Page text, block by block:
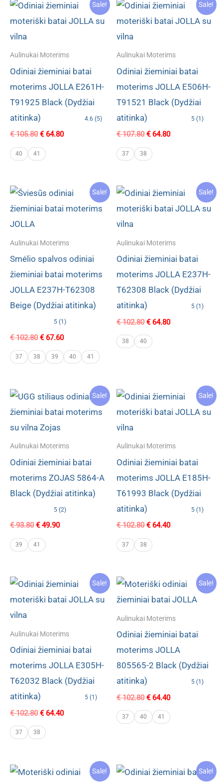
Sale!
Aulinukai Moterims
Odiniai žieminiai batai
moterims JOLLA E261H-
T91925 Black (Dydžiai
atitinka)
4.6 (5)
€105.80 Original
was:
€ 105.80.
€64.80Current
40 41
Sale!
Aulinukai Moterims
Odiniai žieminiai batai
moterims JOLLA E506H-
T91521 Black (Dydžiai
atitinka)
5 (1)
€107.80 Original
was:
€ 107.80.
€64.80Current
37 38
Sale!
Aulinukai Moterims
Smėlio spalvos odiniai
žieminiai batai moterims
JOLLA E237H-T62308
Beige (Dydžiai atitinka)
5 (1)
€102.80 Original
was:
€ 102.80.
€67.60Current
is:
€ 67.60.
37 38 39 40 41
Sale!
Aulinukai Moterims
Odiniai žieminiai batai
moterims JOLLA E237H-
T62308 Black (Dydžiai
atitinka)
5 (1)
€102.80 Original
was:
€ 102.80.
€64.80Current
38 40
Sale!
Aulinukai Moterims
Odiniai žieminiai batai
moterims ZOJAS 5864-A
Black (Dydžiai atitinka)
5 (2)
€93.80 Original
was:
€ 93.80.
€49.90Current
39 41
Sale!
Aulinukai Moterims
Odiniai žieminiai batai
moterims JOLLA E185H-
T61993 Black (Dydžiai
atitinka)
5 (1)
€102.80 Original
was:
€ 102.80.
€64.40Current
37 38
Sale!
Aulinukai Moterims
Odiniai žieminiai batai
moterims JOLLA E305H-
T62032 Black (Dydžiai
atitinka)
5 (1)
€102.80 Original
was:
€ 102.80.
€64.40Current
37 38
Sale!
Aulinukai Moterims
Odiniai žieminiai batai
moterims JOLLA
805565-2 Black (Dydžiai
atitinka)
5 (1)
€102.80 Original
was:
€ 102.80.
€64.40Current
is:
37 40 41
Sale! Sale!